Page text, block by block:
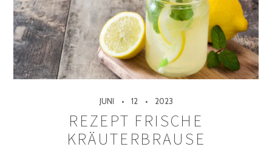
JUNI 12 2023
REZEPT FRISCHE
KRÄUTERBRAUSE